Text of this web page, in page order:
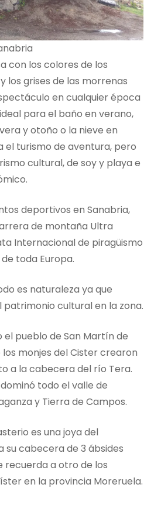
con los colores de los
los grises de las morrenas
en cualquier época
para el baño en verano,
y otoño o la nieve en
el turismo de aventura, pero
cultural, de soy y playa e
deportivos en Sanabria,
de montaña Ultra
Internacional de piragüismo
toda Europa.
es naturaleza ya que
patrimonio cultural en la zona.
el pueblo de San Martín de
monjes del Cister crearon
a la cabecera del río Tera.
todo el valle de
y Tierra de Campos.
es una joya del
su cabecera de 3 ábsides
recuerda a otro de los
en la provincia Moreruela.